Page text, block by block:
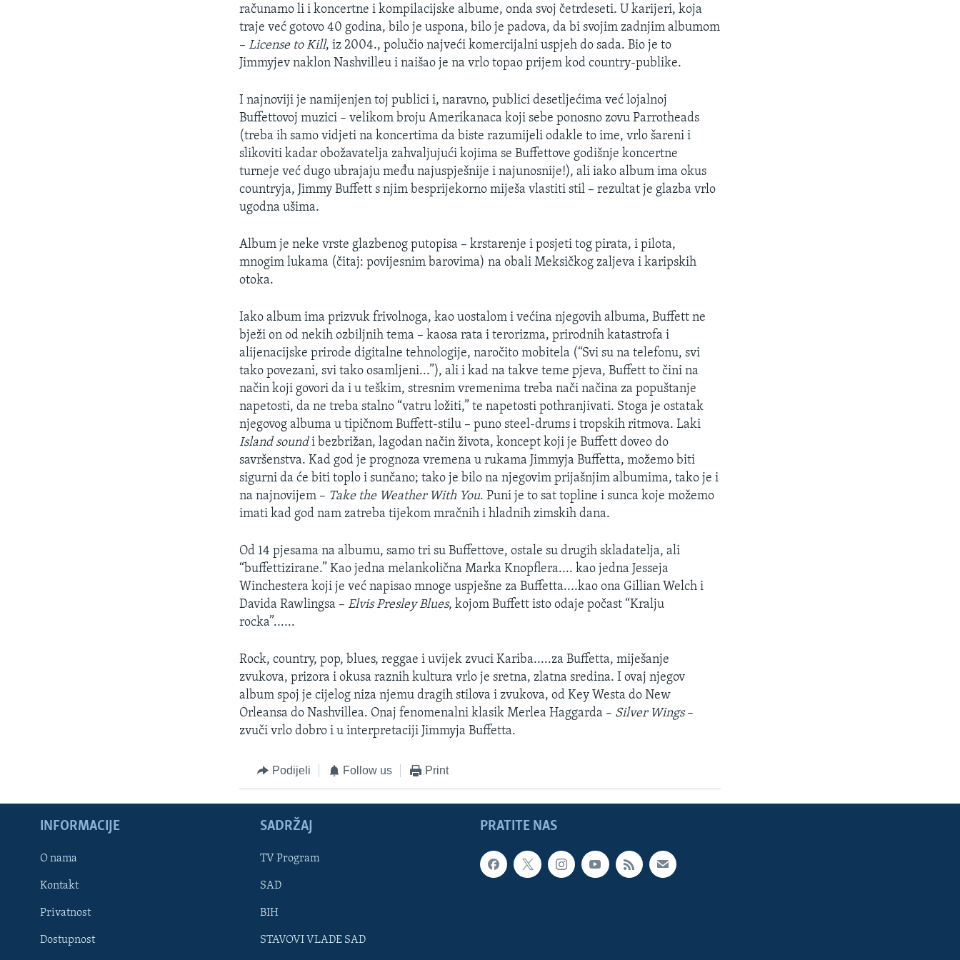
Learning English
računamo li i koncertne i kompilacijske albume, onda svoj četrdeseti. U karijeri, koja
traje već gotovo 40 godina, bilo je uspona, bilo je padova, da bi svojim zadnjim albumom
–License to Kill, iz 2004., polučio najveći komercijalni uspjeh do sada. Bio je to
Jimmyjev naklon Nashvilleu i naišao je na vrlo topao prijem kod country-publike.
I najnoviji je namijenjen toj publici i, naravno, publici desetljećima već lojalnoj
Buffettovoj muzici – velikom broju Amerikanaca koji sebe ponosno zovu Parrotheads
(treba ih samo vidjeti na koncertima da biste razumijeli odakle to ime, vrlo šareni i
slikoviti kadar obožavatelja zahvaljujući kojima se Buffettove godišnje koncertne
turneje već dugo ubrajaju među najuspješnije i najunosnije!), ali iako album ima okus
countryja, Jimmy Buffett s njim besprijekorno miješa vlastiti stil – rezultat je glazba vrlo
ugodna ušima.
Album je neke vrste glazbenog putopisa – krstarenje i posjeti tog pirata, i pilota,
mnogim lukama (čitaj: povijesnim barovima) na obali Meksičkog zaljeva i karipskih
otoka.
Iako album ima prizvuk frivolnoga, kao uostalom i većina njegovih albuma, Buffett ne
bježi on od nekih ozbiljnih tema – kaosa rata i terorizma, prirodnih katastrofa i
alijenacijske prirode digitalne tehnologije, naročito mobitela (“Svi su na telefonu, svi
tako povezani, svi tako osamljeni...”), ali i kad na takve teme pjeva, Buffett to čini na
način koji govori da i u teškim, stresnim vremenima treba nači načina za popuštanje
napetosti, da ne treba stalno “vatru ložiti,” te napetosti pothranjivati. Stoga je ostatak
njegovog albuma u tipičnom Buffett-stilu – puno steel-drums i tropskih ritmova. Laki
Island soundi bezbrižan, lagodan način života, koncept koji je Buffett doveo do
savršenstva. Kad god je prognoza vremena u rukama Jimmyja Buffetta, možemo biti
sigurni da će biti toplo i sunčano; tako je bilo na njegovim prijašnjim albumima, tako je i
na najnovijem – Take the Weather With You. Puni je to sat topline i sunca koje možemo
imati kad god nam zatreba tijekom mračnih i hladnih zimskih dana.
Od 14 pjesama na albumu, samo tri su Buffettove, ostale su drugih skladatelja, ali
“buffettizirane.” Kao jedna melankolična Marka Knopflera.... kao jedna Jesseja
Winchestera koji je već napisao mnoge uspješne za Buffetta....kao ona Gillian Welch i
Davida Rawlingsa –Elvis Presley Blues, kojom Buffett isto odaje počast “Kralju
rocka”......
Rock, country, pop, blues, reggae i uvijek zvuci Kariba.....za Buffetta, miješanje
zvukova, prizora i okusa raznih kultura vrlo je sretna, zlatna sredina. I ovaj njegov
album spoj je cijelog niza njemu dragih stilova i zvukova, od Key Westa do New
Orleansa do Nashvillea. Onaj fenomenalni klasik Merlea Haggarda – Silver Wings–
zvuči vrlo dobro i u interpretaciji Jimmyja Buffetta.
Podijeli Follow us Print
PRATITE NAS
INFORMACIJE
O nama
Kontakt
Privatnost
Dostupnost
SADRŽAJ
TV Program
SAD
BIH
STAVOVI VLADE SAD